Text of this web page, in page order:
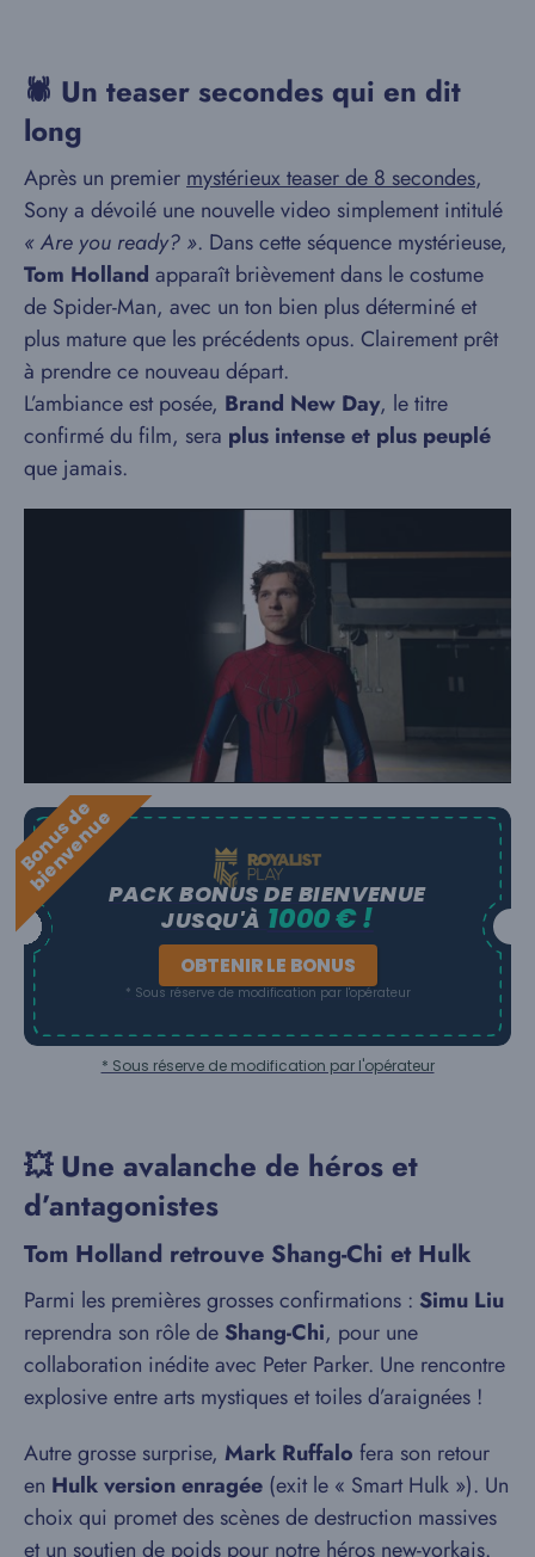
🕷️ Un teaser secondes qui en dit
long
Après un premier mystérieux teaser de 8 secondes,
Sony a dévoilé une nouvelle video simplement intitulé
« Are you ready? ». Dans cette séquence mystérieuse,
Tom Holland apparaît brièvement dans le costume
de Spider-Man, avec un ton bien plus déterminé et
plus mature que les précédents opus. Clairement prêt
à prendre ce nouveau départ.
L’ambiance est posée, Brand New Day, le titre
confirmé du film, sera plus intense et plus peuplé
que jamais.
B
o
n
u
s
d
e
b
i
e
n
v
e
n
u
ePACK BONUS DE BIENVENUE
JUSQU'À 1000 € !
OBTENIR LE BONUS
* Sous réserve de modification par l'opérateur
* Sous réserve de modification par l'opérateur
💥 Une avalanche de héros et
d’antagonistes
Tom Holland retrouve Shang-Chi et Hulk
Parmi les premières grosses confirmations : Simu Liu
reprendra son rôle de Shang-Chi, pour une
collaboration inédite avec Peter Parker. Une rencontre
explosive entre arts mystiques et toiles d’araignées !
Autre grosse surprise, Mark Ruffalo fera son retour
en Hulk version enragée (exit le « Smart Hulk »). Un
choix qui promet des scènes de destruction massives
et un soutien de poids pour notre héros new-yorkais.